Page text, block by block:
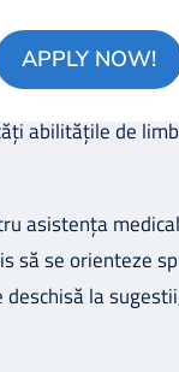
APPLY NOW!
Vrem să
producția și
abilitățile de
asistența
să se orienteze
la